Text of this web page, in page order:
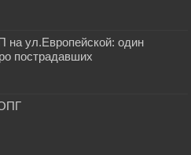
на ул.Европейской: один
пострадавших